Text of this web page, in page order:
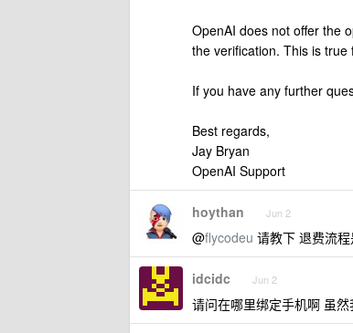
OpenAI does not offer the
the verification. This is
If you have any further
Best regards,
Jay Bryan
OpenAI Support
hoythan Jun 2
@flycodeu 请教下 退费流
idcidc Jun 2
请问在哪里绑定手机啊 虽